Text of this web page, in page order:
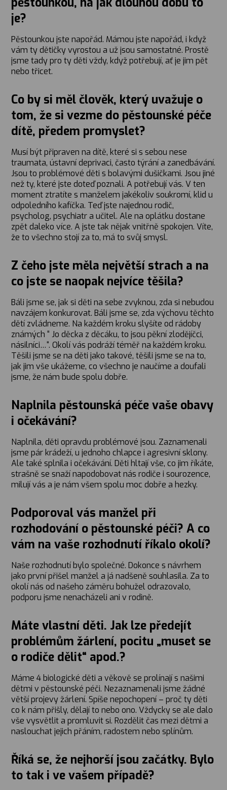
je?
Pěstounkou jste napořád. Mámou jste napořád, i když
vám ty dětičky vyrostou a už jsou samostatné. Prostě
jsme tady pro ty děti vždy, když potřebují, ať je jim pět
nebo třicet.
Co by si měl člověk, který uvažuje o
tom, že si vezme do pěstounské péče
dítě, předem promyslet?
Musí být připraven na dítě, které si s sebou nese
traumata, ústavní deprivaci, často týrání a zanedbávání.
Jsou to problémové děti s bolavými dušičkami. Jsou jiné
než ty, které jste doteď poznali. A potřebují vás. V ten
moment ztratíte s manželem jakékoliv soukromí, klid u
odpoledního kafíčka. Teď jste najednou rodič,
psycholog, psychiatr a učitel. Ale na oplátku dostane
zpět daleko více. A jste tak nějak vnitřně spokojen. Víte,
že to všechno stojí za to, má to svůj smysl.
Z čeho jste měla největší strach a na
co jste se naopak nejvíce těšila?
Báli jsme se, jak si děti na sebe zvyknou, zda si nebudou
navzájem konkurovat. Báli jsme se, zda výchovu těchto
dětí zvládneme. Na každém kroku slyšíte od rádoby
známých “ Jo děcka z děcáku, to jsou pěkní zlodějíčci,
násilníci…“. Okolí vás podráží téměř na každém kroku.
Těšili jsme se na děti jako takové, těšili jsme se na to,
jak jim vše ukážeme, co všechno je naučíme a doufali
jsme, že nám bude spolu dobře.
Naplnila pěstounská péče vaše obavy
i očekávání?
Naplnila, děti opravdu problémové jsou. Zaznamenali
jsme pár krádeží, u jednoho chlapce i agresivní sklony.
Ale také splnila i očekávání. Děti hltají vše, co jim říkáte,
strašně se snaží napodobovat nás rodiče i sourozence,
milují vás a je nám všem spolu moc dobře a hezky.
Podporoval vás manžel při
rozhodování o pěstounské péči? A co
vám na vaše rozhodnutí říkalo okolí?
Naše rozhodnutí bylo společné. Dokonce s návrhem
jako první přišel manžel a já nadšeně souhlasila. Za to
okolí nás od našeho záměru bohužel odrazovalo,
podporu jsme nenacházeli ani v rodině.
Máte vlastní děti. Jak lze předejít
problémům žárlení, pocitu „muset se
o rodiče dělit“ apod.?
Máme 4 biologické děti a věkově se prolínají s našimi
dětmi v pěstounské péči. Nezaznamenali jsme žádné
větší projevy žárlení. Spíše nepochopení – proč ty děti
co k nám přišly, dělají to nebo ono. Vždycky se ale dalo
vše vysvětlit a promluvit si. Rozdělit čas mezi dětmi a
naslouchat jejich přáním, radostem nebo splínům.
Říká se, že nejhorší jsou začátky. Bylo
to tak i ve vašem případě?